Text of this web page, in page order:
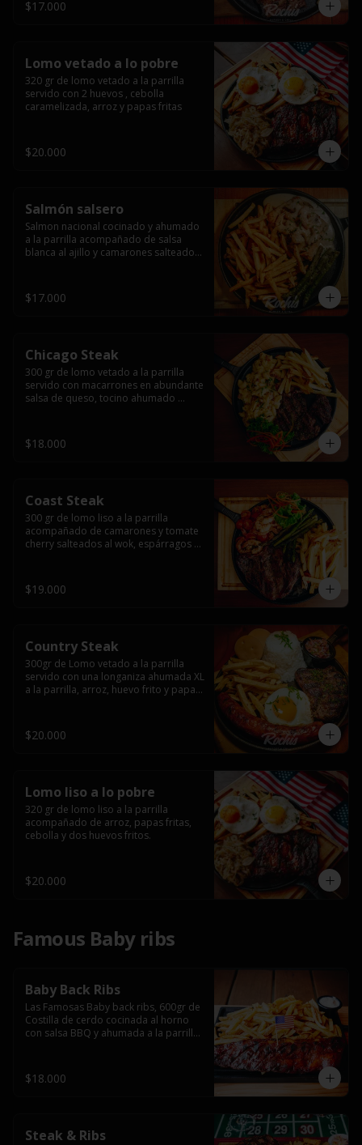
$17.000
Lomo vetado a lo pobre
320 gr de lomo vetado a la parrilla
servido con 2 huevos , cebolla
caramelizada, arroz y papas fritas
$20.000
Salmón salsero
Salmon nacional cocinado y ahumado
a la parrilla acompañado de salsa
blanca al ajillo y camarones salteados,
$17.000
Chicago Steak
300 gr de lomo vetado a la parrilla
servido con macarrones en abundante
salsa de queso, tocino ahumado
$18.000
Coast Steak
300 gr de lomo liso a la parrilla
acompañado de camarones y tomate
cherry salteados al wok, espárragos
$19.000
Country Steak
300gr de Lomo vetado a la parrilla
servido con una longaniza ahumada XL
a la parrilla, arroz, huevo frito y papas
$20.000
Lomo liso a lo pobre
320 gr de lomo liso a la parrilla
acompañado de arroz, papas fritas,
cebolla y dos huevos fritos.
$20.000
Famous Baby ribs
Baby Back Ribs
Las Famosas Baby back ribs, 600gr de
Costilla de cerdo cocinada al horno
con salsa BBQ y ahumada a la parrilla
$18.000
Steak & Ribs